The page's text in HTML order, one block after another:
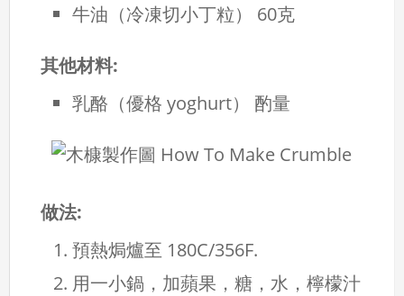
牛油（冷凍切小丁粒） 60克
其他材料:
乳酪（優格 yoghurt） 酌量
做法:
預熱焗爐至 180C/356F.
用一小鍋，加蘋果，糖，水，檸檬汁